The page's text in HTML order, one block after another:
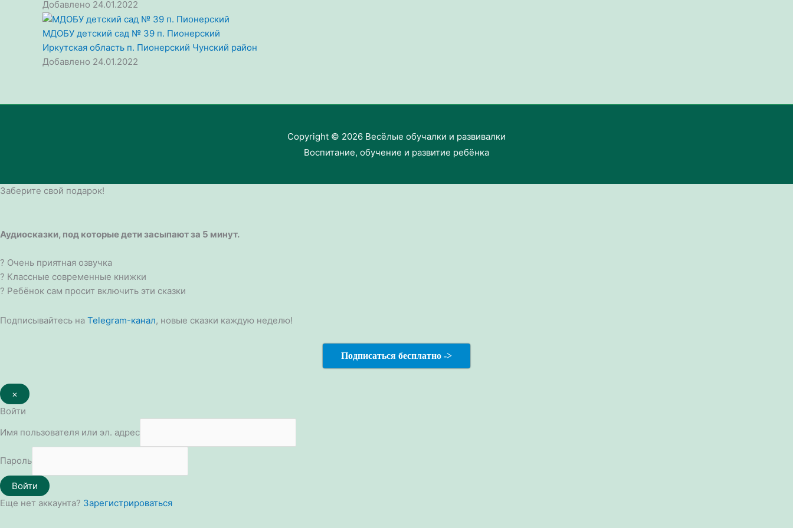
Добавлено 24.01.2022
МДОБУ детский сад № 39 п. Пионерский
Иркутская область п. Пионерский Чунский район
Добавлено 24.01.2022
Copyright © 2026 Весёлые обучалки и развивалки
Воспитание, обучение и развитие ребёнка
Заберите свой подарок!
Аудиосказки, под которые дети засыпают за 5 минут.
? Очень приятная озвучка
? Классные современные книжки
? Ребёнок сам просит включить эти сказки
Подписывайтесь на Telegram-канал, новые сказки каждую неделю!
Подписаться бесплатно ->
×
Войти
Имя пользователя или эл. адрес
Пароль
Войти
Еще нет аккаунта? Зарегистрироваться